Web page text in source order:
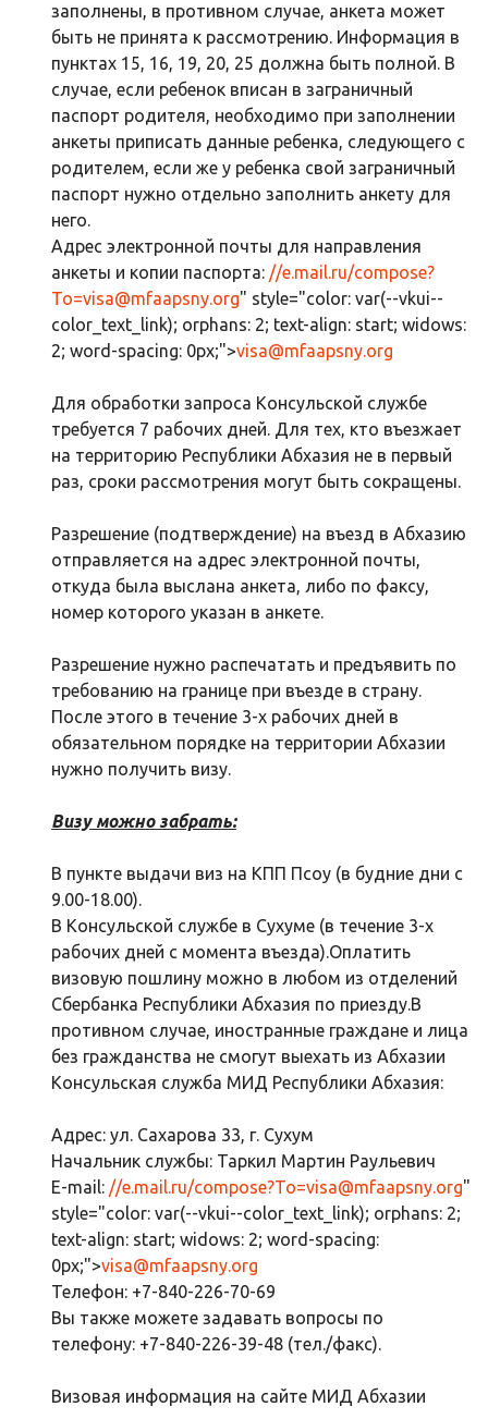
заполнены, в противном случае, анкета может
быть не принята к рассмотрению. Информация в
пунктах 15, 16, 19, 20, 25 должна быть полной. В
случае, если ребенок вписан в заграничный
паспорт родителя, необходимо при заполнении
анкеты приписать данные ребенка, следующего с
родителем, если же у ребенка свой заграничный
паспорт нужно отдельно заполнить анкету для
него.
Адрес электронной почты для направления
анкеты и копии паспорта: //e.mail.ru/compose?
To=visa@mfaapsny.org" style="color: var(--vkui--
color_text_link); orphans: 2; text-align: start; widows:
2; word-spacing: 0px;">visa@mfaapsny.org
Для обработки запроса Консульской службе
требуется 7 рабочих дней. Для тех, кто въезжает
на территорию Республики Абхазия не в первый
раз, сроки рассмотрения могут быть сокращены.
Разрешение (подтверждение) на въезд в Абхазию
отправляется на адрес электронной почты,
откуда была выслана анкета, либо по факсу,
номер которого указан в анкете.
Разрешение нужно распечатать и предъявить по
требованию на границе при въезде в страну.
После этого в течение 3-х рабочих дней в
обязательном порядке на территории Абхазии
нужно получить визу.
Визу можно забрать:
В пункте выдачи виз на КПП Псоу (в будние дни с
9.00-18.00).
В Консульской службе в Сухуме (в течение 3-х
рабочих дней с момента въезда).Оплатить
визовую пошлину можно в любом из отделений
Сбербанка Республики Абхазия по приезду.В
противном случае, иностранные граждане и лица
без гражданства не смогут выехать из Абхазии
Консульская служба МИД Республики Абхазия:
Адрес: ул. Сахарова 33, г. Сухум
Начальник службы: Таркил Мартин Раульевич
E-mail: //e.mail.ru/compose?To=visa@mfaapsny.org"
style="color: var(--vkui--color_text_link); orphans: 2;
text-align: start; widows: 2; word-spacing:
0px;">visa@mfaapsny.org
Телефон: +7-840-226-70-69
Вы также можете задавать вопросы по
телефону: +7-840-226-39-48 (тел./факс).
Визовая информация на сайте МИД Абхазии